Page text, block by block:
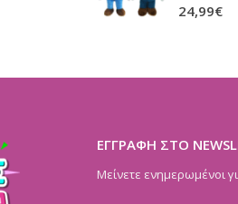
24,99€
ΕΓΓΡΑΦΗ ΣΤΟ
Μείνετε ενημερωμένοι